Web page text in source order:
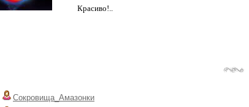
Красиво!..
Сокровища_Амазонки